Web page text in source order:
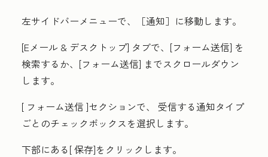
左サイドバーメニューで、［通知］ に移動します。
[Eメール & デスクトップ] タブで、[フォーム送信] を
検索するか、[フォーム送信] までスクロールダウン
します。
[ フォーム送信 ]セクションで、 受信する通知タイプ
ごとのチェックボックスを選択します。
下部にある[保存]をクリックします。